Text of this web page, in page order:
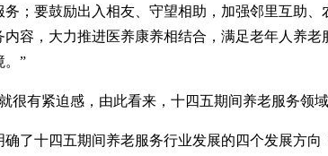
；要鼓励出入相友、守望相助，加强邻里互助
容，大力推进医养康养相结合，满足老年人养
。”
有紧迫感，由此看来，十四五期间养老服务领域
了十四五期间养老服务行业发展的四个发展方